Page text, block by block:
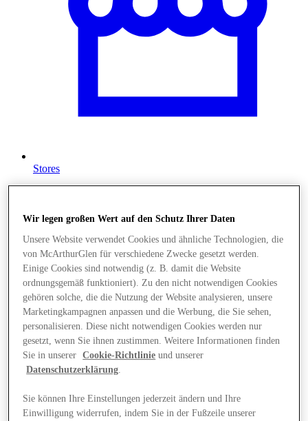
Stores
Wir legen großen Wert auf den Schutz Ihrer Daten
Unsere Website verwendet Cookies und ähnliche Technologien, die
von McArthurGlen für verschiedene Zwecke gesetzt werden.
Einige Cookies sind notwendig (z. B. damit die Website
ordnungsgemäß funktioniert). Zu den nicht notwendigen Cookies
gehören solche, die die Nutzung der Website analysieren, unsere
Marketingkampagnen anpassen und die Werbung, die Sie sehen,
personalisieren. Diese nicht notwendigen Cookies werden nur
gesetzt, wenn Sie ihnen zustimmen. Weitere Informationen finden
Sie in unserer
Cookie-Richtlinie und unserer
Datenschutzerklärung
Sie können Ihre Einstellungen jederzeit ändern und Ihre
Einwilligung widerrufen, indem Sie in der Fußzeile unserer